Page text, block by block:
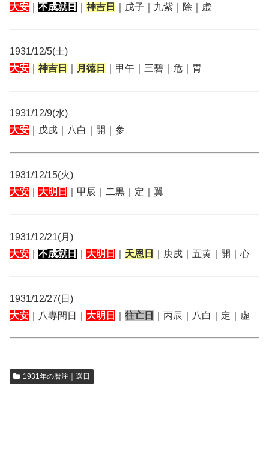
大安
不成就日 神吉日 ｜戊子｜九紫｜除｜虚
1931/12/5(土)
大安
神吉日 月徳日 ｜甲午｜三碧｜危｜胃
1931/12/9(水)
大安 ｜戊戌｜八白｜開｜参
1931/12/15(火)
大安
大明日 ｜甲辰｜二黒｜定｜翼
1931/12/21(月)
大安
不成就日 大明日 天恩日 ｜庚戌｜五黄｜開｜心
1931/12/27(日)
大安 ｜八専間日｜ 大明日 往亡日 ｜丙辰｜八白｜定｜虚
1931年の暦注｜選日